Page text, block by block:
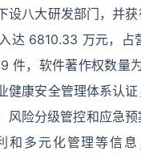
八大研发部门，并
达 6810.33 万元，占
件，软件著作权数量
康安全管理体系认
险分级管控和应急
多元化管理等信